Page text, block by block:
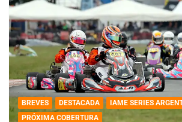
BREVES DESTACADA
IAME SERIES
PRÓXIMA COBERTURA